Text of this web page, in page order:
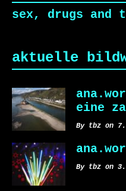
sex, drugs and
aktuelle
eine
By tbz on 7.
By tbz on 3.